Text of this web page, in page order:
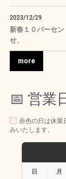
2023/12/29
新春１０パーセ
せ、
more
📅 営業
赤色の日は休業
みいたします。
日 月